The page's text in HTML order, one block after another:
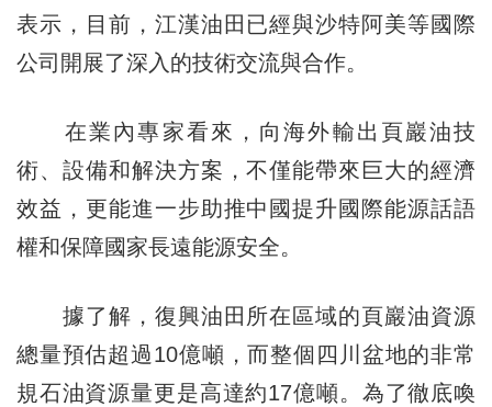
表示，目前，江漢油田已經與沙特阿美等國際
公司開展了深入的技術交流與合作。
在業內專家看來，向海外輸出頁巖油技
術、設備和解決方案，不僅能帶來巨大的經濟
效益，更能進一步助推中國提升國際能源話語
權和保障國家長遠能源安全。
據了解，復興油田所在區域的頁巖油資源
總量預估超過10億噸，而整個四川盆地的非常
規石油資源量更是高達約17億噸。為了徹底喚